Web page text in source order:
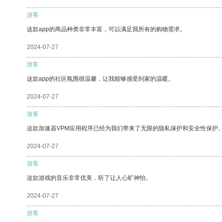
游客
这款app的商品种类非常丰富，可以满足我所有的购物需求。
2024-07-27
游客
这款app的社区氛围很温馨，让我能够感受到家的温暖。
2024-07-27
游客
这款加速器VPM应用程序已经为我们带来了无限的隐私保护和安全性保护
2024-07-27
游客
这款游戏的音乐非常优美，听了让人心旷神怡。
2024-07-27
游客